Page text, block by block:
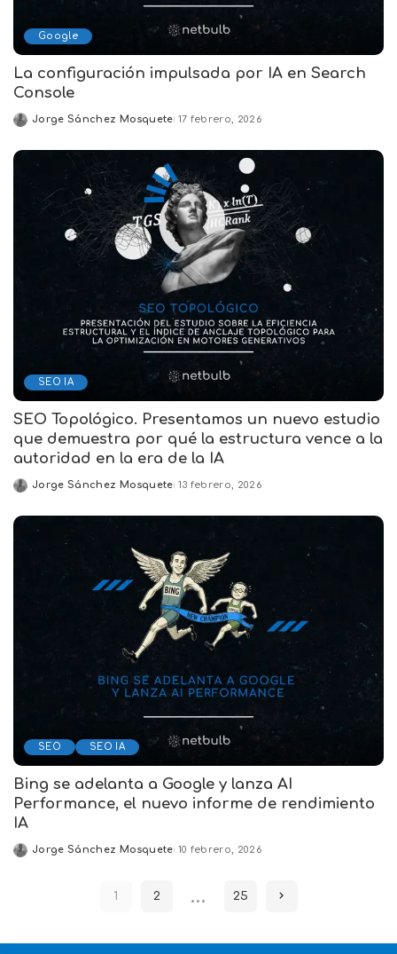
Google
La configuración impulsada por IA en Search
Console
Posted
Jorge Sánchez Mosquete 17 febrero, 2026
SEO IA
SEO Topológico. Presentamos un nuevo estudio
que demuestra por qué la estructura vence a la
autoridad en la era de la IA
Posted
Jorge Sánchez Mosquete 13 febrero, 2026
SEO SEO IA
Bing se adelanta a Google y lanza AI
Performance, el nuevo informe de rendimiento
IA
Posted
Jorge Sánchez Mosquete 10 febrero, 2026
1 2 … 25